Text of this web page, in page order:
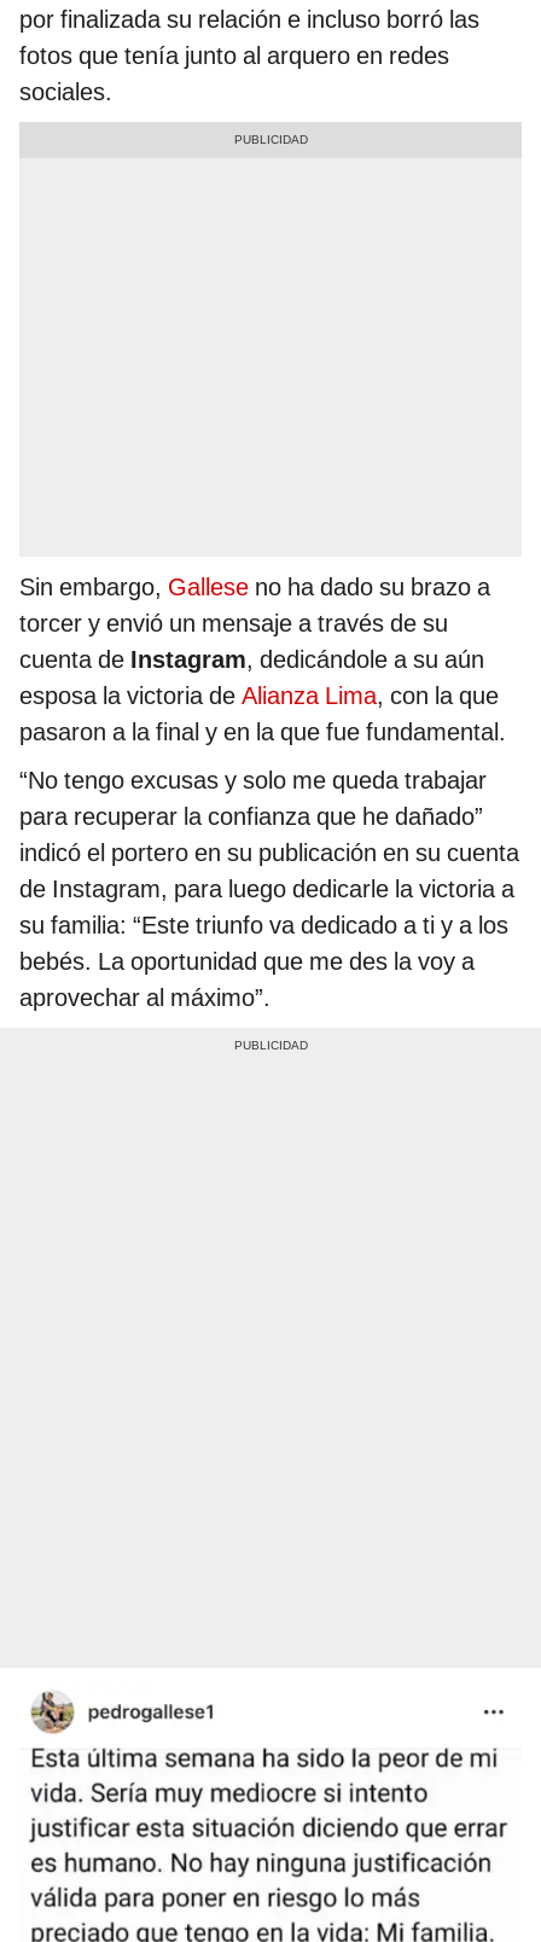
por finalizada su relación e incluso borró las
fotos que tenía junto al arquero en redes
sociales.
Sin embargo, Gallese no ha dado su brazo a
torcer y envió un mensaje a través de su
cuenta de Instagram, dedicándole a su aún
esposa la victoria de Alianza Lima, con la que
pasaron a la final y en la que fue fundamental.
“No tengo excusas y solo me queda trabajar
para recuperar la confianza que he dañado”
indicó el portero en su publicación en su cuenta
de Instagram, para luego dedicarle la victoria a
su familia: “Este triunfo va dedicado a ti y a los
bebés. La oportunidad que me des la voy a
aprovechar al máximo”.